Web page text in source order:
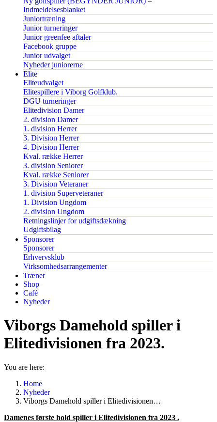
Indmeldelsesblanket
Juniortræning
Junior turneringer
Junior greenfee aftaler
Facebook gruppe
Junior udvalget
Nyheder juniorerne
Elite
Eliteudvalget
Elitespillere i Viborg Golfklub.
DGU turneringer
Elitedivision Damer
2. division Damer
1. division Herrer
3. Division Herrer
4. Division Herrer
Kval. række Herrer
3. division Seniorer
Kval. række Seniorer
3. Division Veteraner
1. division Superveteraner
1. Division Ungdom
2. division Ungdom
Retningslinjer for udgiftsdækning
Udgiftsbilag
Sponsorer
Sponsorer
Erhvervsklub
Virksomhedsarrangementer
Træner
Shop
Café
Nyheder
Viborgs Damehold spiller i
Elitedivisionen fra 2023.
You are here:
Home
Nyheder
Viborgs Damehold spiller i Elitedivisionen…
Damenes første hold spiller i Elitedivisionen fra 2023 .